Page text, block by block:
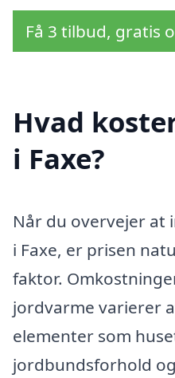
Få 3 tilbud, gratis
Hvad
i Faxe?
Når du overvejer at
i Faxe, er prisen
faktor.
jordvarme varierer
elementer som
jordbundsforhold